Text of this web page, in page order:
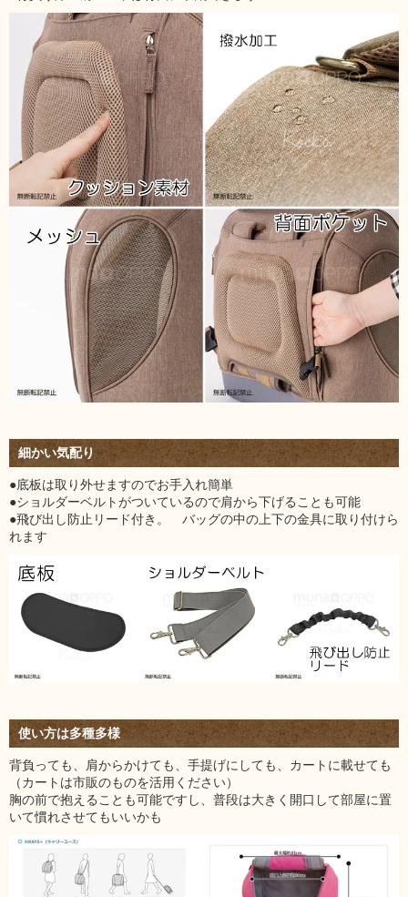
細かい気配り
●底板は取り外せますのでお手入れ簡単
●ショルダーベルトがついているので肩から下げることも可能
●飛び出し防止リード付き。 バッグの中の上下の金具に取り付けら
れます
使い方は多種多様
背負っても、肩からかけても、手提げにしても、カートに載せても
（カートは市販のものを活用ください）
胸の前で抱えることも可能ですし、普段は大きく開口して部屋に置
いて慣れさせてもいいかも